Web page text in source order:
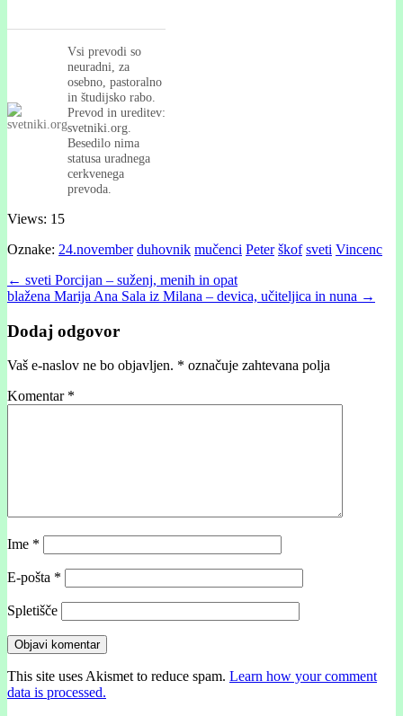
Vsi prevodi so
neuradni, za
osebno, pastoralno
in študijsko rabo.
Prevod in ureditev:
svetniki.org.
Besedilo nima
statusa uradnega
cerkvenega
prevoda.
Views: 15
Oznake: 24.november duhovnik mučenci Peter škof sveti Vincenc
Post
navigation
← sveti Porcĳan – suženj, menih in opat
blažena Marija Ana Sala iz Milana – devica, učiteljica in nuna →
Dodaj odgovor
Vaš e-naslov ne bo objavljen. * označuje zahtevana polja
Komentar *
Ime *
E-pošta *
Spletišče
This site uses Akismet to reduce spam. Learn how your comment
data is processed.